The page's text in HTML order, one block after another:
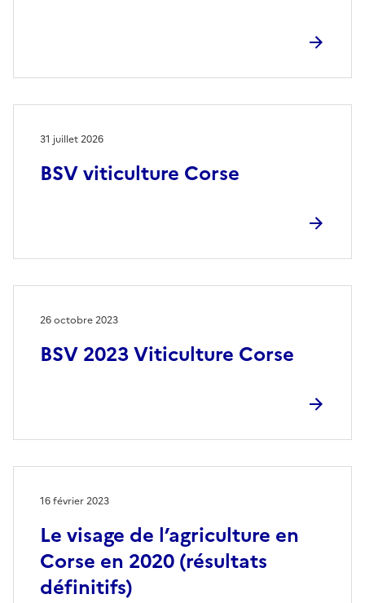
BSV viticulture Corse
31 juillet 2026
BSV 2023 Viticulture Corse
26 octobre 2023
Le visage de l’agriculture en
Corse en 2020 (résultats
définitifs)
16 février 2023